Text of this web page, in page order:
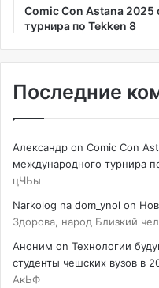
Comic Con Astana 2025
турнира по Tekken 8
Последние
Александр on Comic Con
международного турнира
цЧЬы
Narkolog na dom_ynol on
Здорова, народ Близкий
Аноним on Технологии
студенты чешских вузов в
АкЬФ